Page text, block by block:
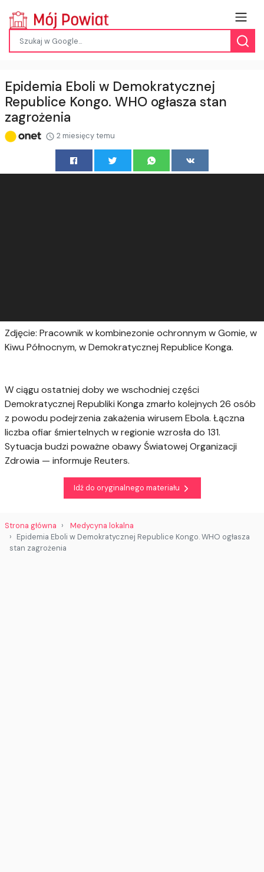
Epidemia Eboli w Demokratycznej
Republice Kongo. WHO ogłasza stan
zagrożenia
2 miesięcy temu
Zdjęcie: Pracownik w kombinezonie ochronnym w Gomie, w
Kiwu Północnym, w Demokratycznej Republice Konga.
W ciągu ostatniej doby we wschodniej części
Demokratycznej Republiki Konga zmarło kolejnych 26 osób
z powodu podejrzenia zakażenia wirusem Ebola. Łączna
liczba ofiar śmiertelnych w regionie wzrosła do 131.
Sytuacja budzi poważne obawy Światowej Organizacji
Zdrowia — informuje Reuters.
Idź do oryginalnego materiału
Strona główna
Medycyna lokalna
Epidemia Eboli w Demokratycznej Republice Kongo. WHO ogłasza
stan zagrożenia